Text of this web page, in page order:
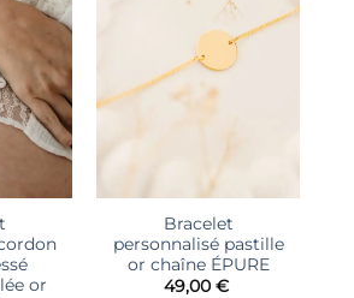
or
Bracelet
personnalisé pastille
or chaîne ÉPURE
49,00 €